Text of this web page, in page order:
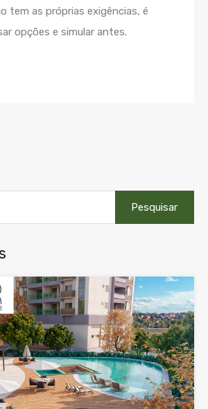
tem as próprias exigências, é
opções e simular antes.
por: